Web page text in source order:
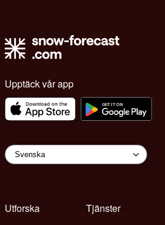
Upptäck vår app
Utforska
Tjänster